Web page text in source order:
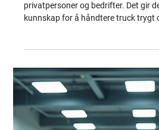
Jonathan
Finn
truckførerkurs
Å ta et truckførerkurs er en smart